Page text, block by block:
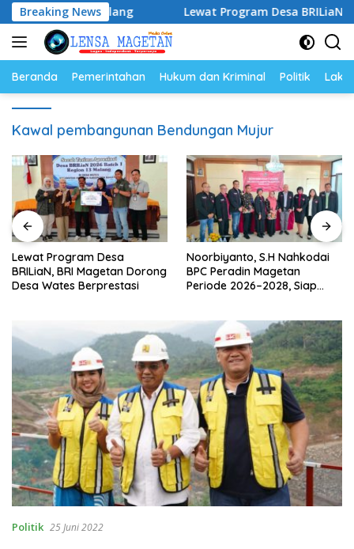
Langsung
ke
konten
Breaking News
Berpulang Lewat Program Desa BRILiaN, BRI
Beranda Pemerintahan Hukum dan Kriminal Politik
Kawal pembangunan Bendungan Mujur
Noorbiyanto, S.H Nahkodai
BPC Peradin Magetan
Periode 2026–2028, Siap
UNESA Gelar ICAPSTURE 2026
di Magetan, Dorong Inovasi
untuk Masa Depan
Politik 25 Juni 2022